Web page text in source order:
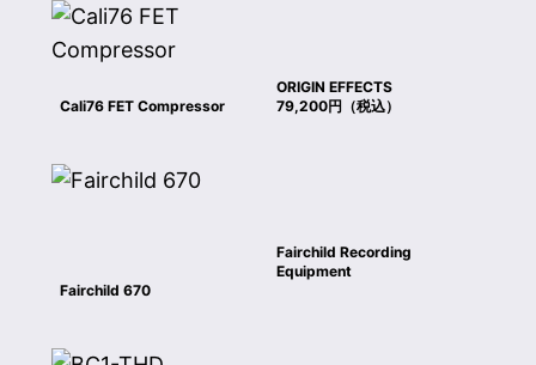
ORIGIN EFFECTS
Cali76 FET Compressor
79,200円（税込）
Fairchild Recording
Equipment
Fairchild 670